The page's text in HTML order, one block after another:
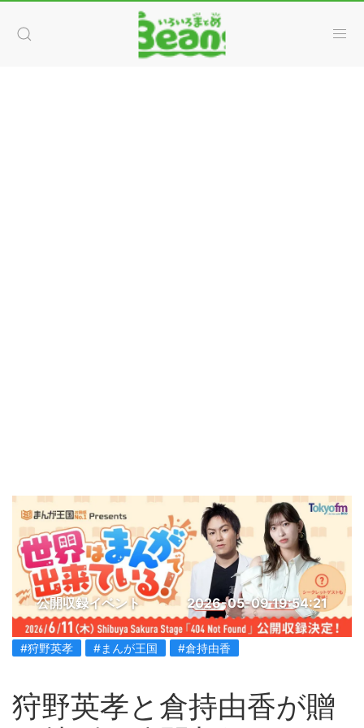
公開収録イベント 2026-05-09 19:54:21
#狩野英孝 #まんが王国 #倉持由香
狩野英孝と倉持由香が贈